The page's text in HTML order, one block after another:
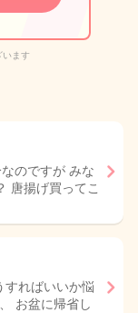
ます
のですが みな
唐揚げ買ってこ
すればいいか悩
お盆に帰省し